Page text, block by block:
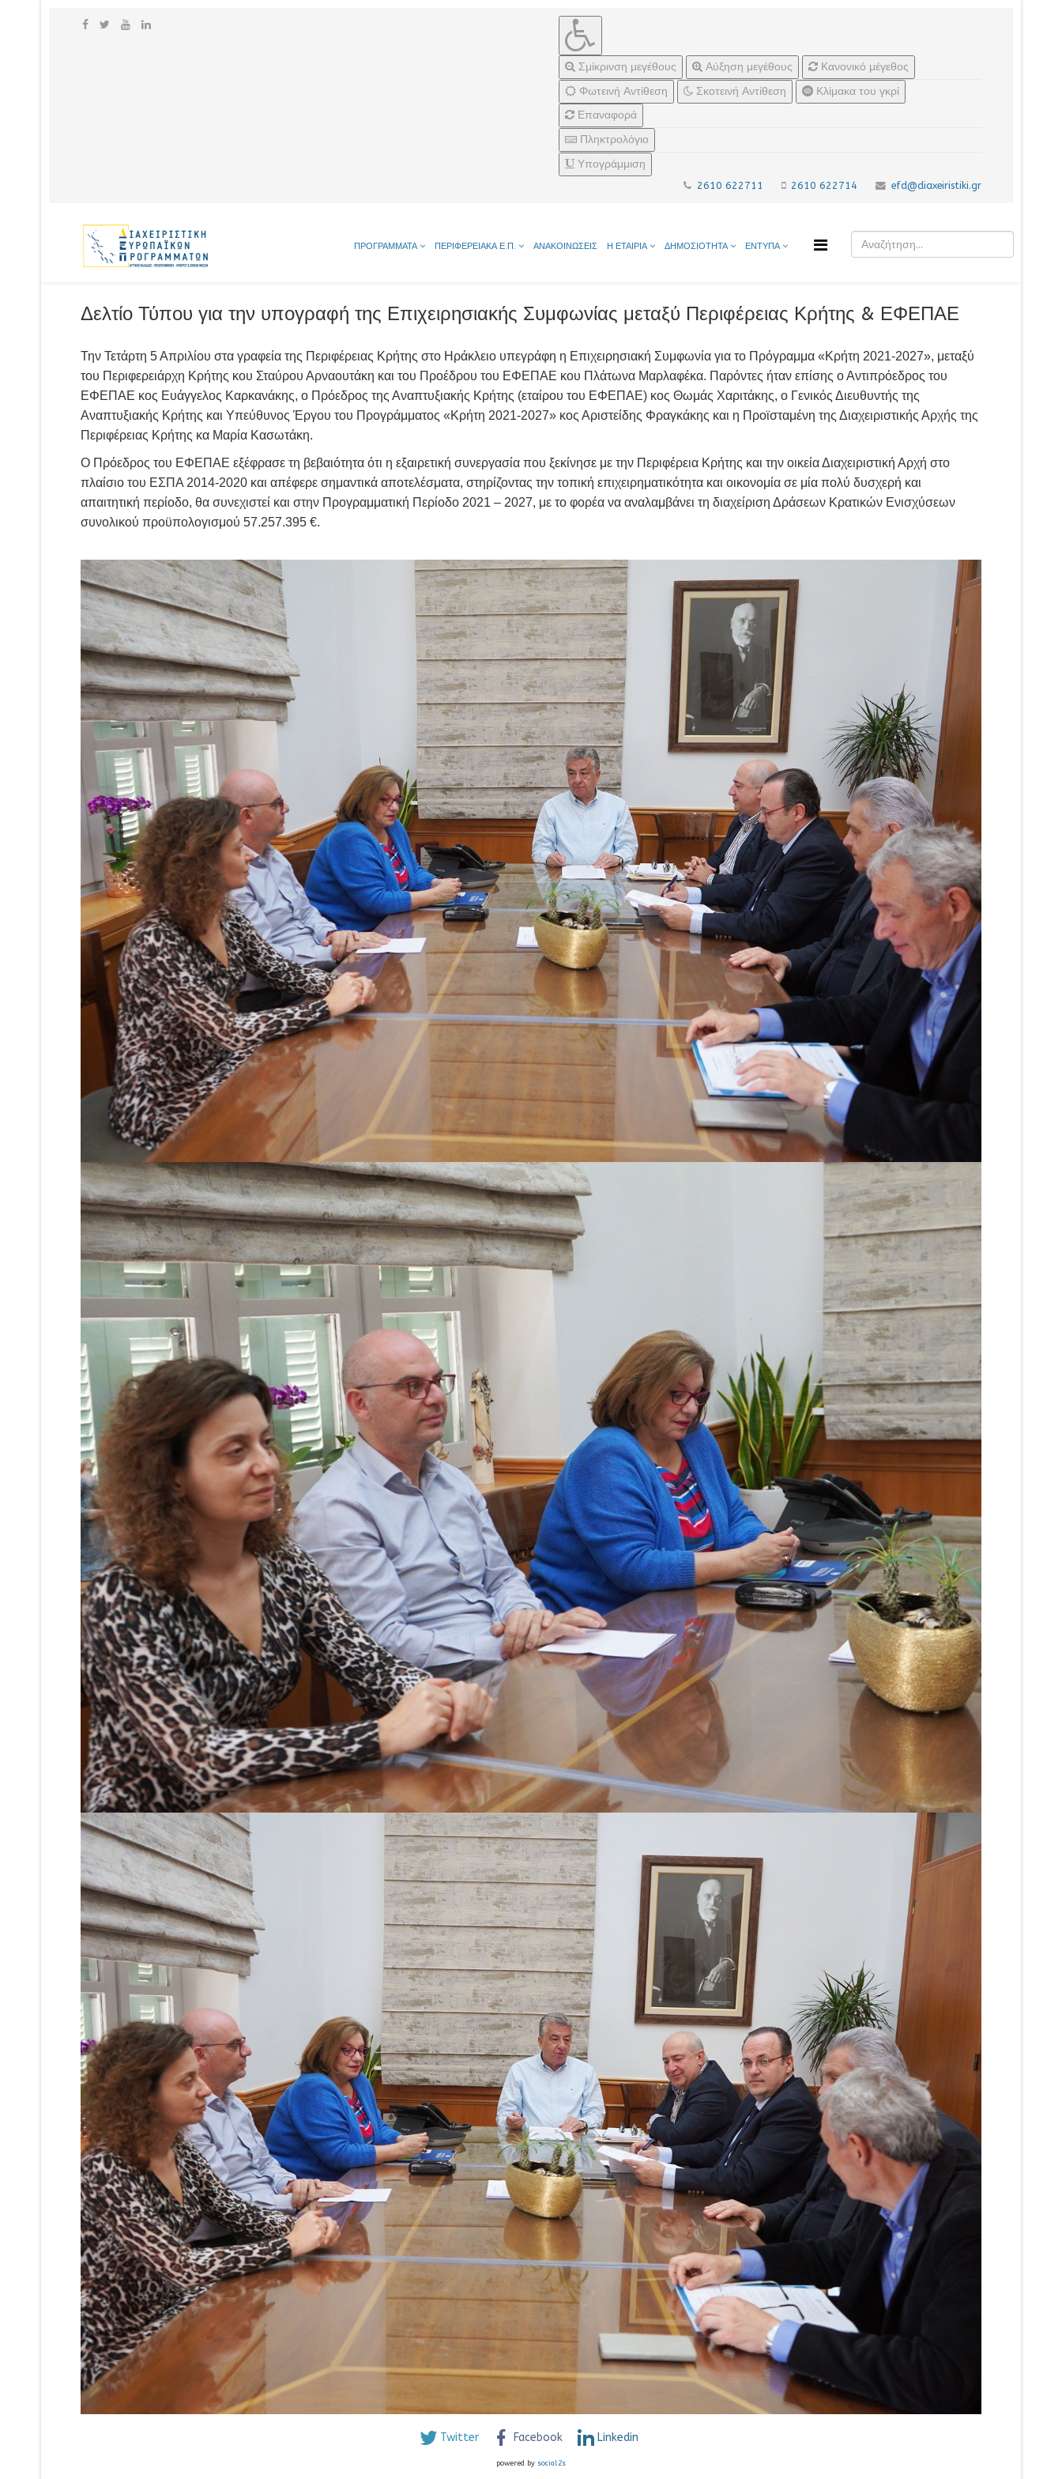
Σμίκρινση μεγέθους Αύξηση μεγέθους
Κανονικό μέγεθος
Φωτεινή Αντίθεση
Σκοτεινή Αντίθεση
Κλίμακα του γκρί
Επαναφορά
Πληκτρολόγιο
Υπογράμμιση
2610 622711 2610 622714 efd@diaxeiristiki.gr
ΠΡΟΓΡΑΜΜΑΤΑ ΠΕΡΙΦΕΡΕΙΑΚΑ Ε.Π. ΑΝΑΚΟΙΝΩΣΕΙΣ Η ΕΤΑΙΡΙΑ ΔΗΜΟΣΙΟΤΗΤΑ ΕΝΤΥΠΑ
Δελτίο Τύπου για την υπογραφή της Επιχειρησιακής Συμφωνίας μεταξύ Περιφέρειας Κρήτης & ΕΦΕΠΑΕ
Την Τετάρτη 5 Απριλίου στα γραφεία της Περιφέρειας Κρήτης στο Ηράκλειο υπεγράφη η Επιχειρησιακή Συμφωνία για το Πρόγραμμα «Κρήτη 2021-2027», μεταξύ
του Περιφερειάρχη Κρήτης κου Σταύρου Αρναουτάκη και του Προέδρου του ΕΦΕΠΑΕ κου Πλάτωνα Μαρλαφέκα. Παρόντες ήταν επίσης ο Αντιπρόεδρος του
ΕΦΕΠΑΕ κος Ευάγγελος Καρκανάκης, ο Πρόεδρος της Αναπτυξιακής Κρήτης (εταίρου του ΕΦΕΠΑΕ) κος Θωμάς Χαριτάκης, ο Γενικός Διευθυντής της
Αναπτυξιακής Κρήτης και Υπεύθυνος Έργου του Προγράμματος «Κρήτη 2021-2027» κος Αριστείδης Φραγκάκης και η Προϊσταμένη της Διαχειριστικής Αρχής της
Περιφέρειας Κρήτης κα Μαρία Κασωτάκη.
Ο Πρόεδρος του ΕΦΕΠΑΕ εξέφρασε τη βεβαιότητα ότι η εξαιρετική συνεργασία που ξεκίνησε με την Περιφέρεια Κρήτης και την οικεία Διαχειριστική Αρχή στο
πλαίσιο του ΕΣΠΑ 2014-2020 και απέφερε σημαντικά αποτελέσματα, στηρίζοντας την τοπική επιχειρηματικότητα και οικονομία σε μία πολύ δυσχερή και
απαιτητική περίοδο, θα συνεχιστεί και στην Προγραμματική Περίοδο 2021 – 2027, με το φορέα να αναλαμβάνει τη διαχείριση Δράσεων Κρατικών Ενισχύσεων
συνολικού προϋπολογισμού 57.257.395 €.
Twitter Facebook Linkedin
powered by social2s